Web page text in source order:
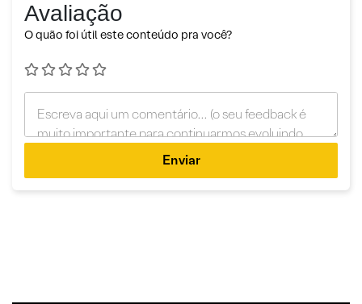
Avaliação
O quão foi útil este conteúdo pra você?
Enviar